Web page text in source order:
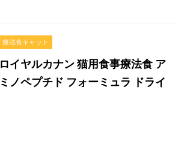
療法食キャット
ロイヤルカナン 猫用食事療法食 ア
ミノペプチド フォーミュラ ドライ